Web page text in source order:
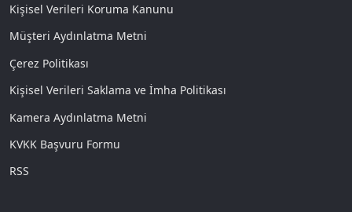
Kişisel Verileri Koruma Kanunu
Müşteri Aydınlatma Metni
Çerez Politikası
Kişisel Verileri Saklama ve İmha Politikası
Kamera Aydınlatma Metni
KVKK Başvuru Formu
RSS